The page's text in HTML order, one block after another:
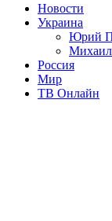
Новости
Украина
Юрий
Россия
Мир
ТВ Онлайн